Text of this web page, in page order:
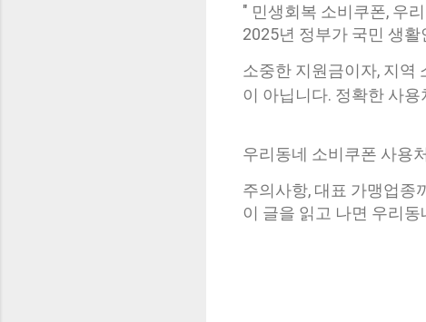
" 민생회복 소비쿠폰, 우
2025년 정부가 국민 생
소중한 지원금이자, 지역
이 아닙니다. 정확한 사용
우리동네 소비쿠폰 사용
주의사항, 대표 가맹업종
이 글을 읽고 나면 우리